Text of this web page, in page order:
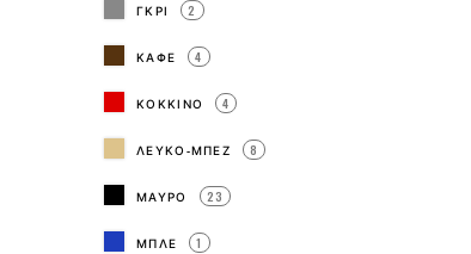
ΓΚΡΙ 2
ΚΑΦΕ 4
ΚΟΚΚΙΝΟ 4
ΛΕΥΚΟ-ΜΠΕΖ 8
ΜΑΥΡΟ 23
ΜΠΛΕ 1